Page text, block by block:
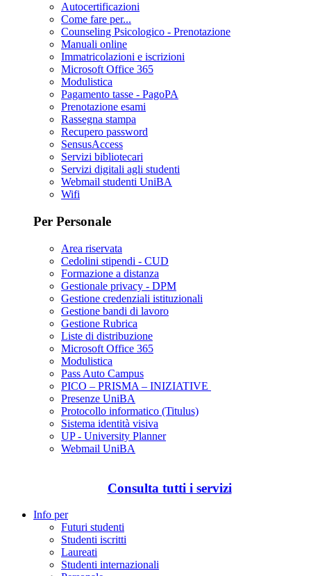
Autocertificazioni
Come fare per...
Counseling Psicologico - Prenotazione
Manuali online
Immatricolazioni e iscrizioni
Microsoft Office 365
Modulistica
Pagamento tasse - PagoPA
Prenotazione esami
Rassegna stampa
Recupero password
SensusAccess
Servizi bibliotecari
Servizi digitali agli studenti
Webmail studenti UniBA
Wifi
Per Personale
Area riservata
Cedolini stipendi - CUD
Formazione a distanza
Gestionale privacy - DPM
Gestione credenziali istituzionali
Gestione bandi di lavoro
Gestione Rubrica
Liste di distribuzione
Microsoft Office 365
Modulistica
Pass Auto Campus
PICO – PRISMA – INIZIATIVE
Presenze UniBA
Protocollo informatico (Titulus)
Sistema identità visiva
UP - University Planner
Webmail UniBA
Consulta tutti i servizi
Info per
Futuri studenti
Studenti iscritti
Laureati
Studenti internazionali